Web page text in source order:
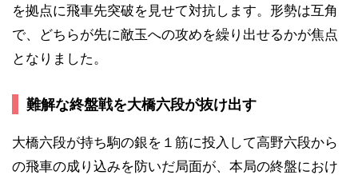
を拠点に飛車先突破を見せて対抗します。形勢は互角
で、どちらが先に敵玉への攻めを繰り出せるかが焦点
となりました。
難解な終盤戦を大橋六段が抜け出す
大橋六段が持ち駒の銀を１筋に投入して高野六段から
の飛車の成り込みを防いだ局面が、本局の終盤におけ